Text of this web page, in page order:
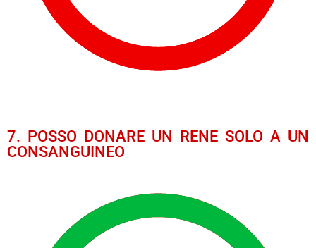
7. POSSO DONARE UN RENE SOLO A UN
CONSANGUINEO